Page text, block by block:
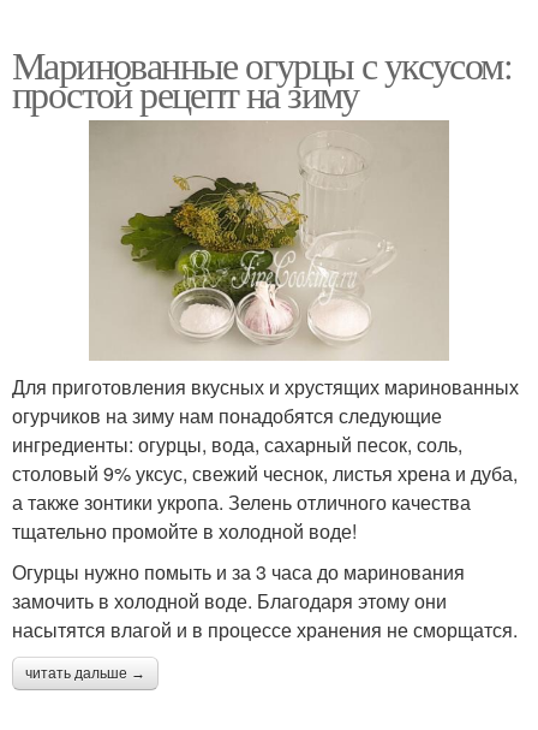
Маринованные огурцы с уксусом:
простой рецепт на зиму
Для приготовления вкусных и хрустящих маринованных
огурчиков на зиму нам понадобятся следующие
ингредиенты: огурцы, вода, сахарный песок, соль,
столовый 9% уксус, свежий чеснок, листья хрена и дуба,
а также зонтики укропа. Зелень отличного качества
тщательно промойте в холодной воде!
Огурцы нужно помыть и за 3 часа до маринования
замочить в холодной воде. Благодаря этому они
насытятся влагой и в процессе хранения не сморщатся.
читать дальше →